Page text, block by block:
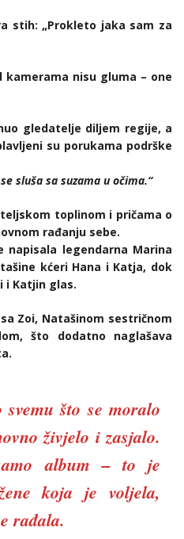
stih: „Prokleto jaka sam za
kamerama nisu gluma – one
gledatelje diljem regije, a
su porukama podrške
sluša sa suzama u očima.“
toplinom i pričama o
rađanju sebe.
napisala legendarna Marina
kćeri Hana i Katja, dok
i Katjin glas.
Zoi, Natašinom sestričnom
što dodatno naglašava
što se moralo
živjelo i zasjalo.
album – to je
koja je voljela,
rađala.